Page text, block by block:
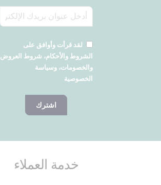
لقد قرأت وأوافق على
الشروط والأحكام، شروط العروض
والخصومات، وسياسة
الخصوصية
اشترك
خدمة العملاء